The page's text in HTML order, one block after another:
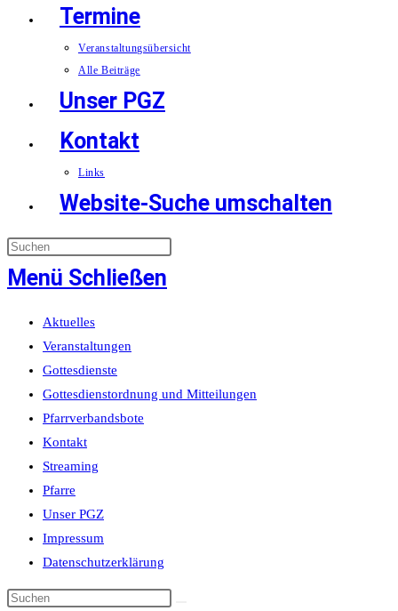
Termine
Veranstaltungsübersicht
Alle Beiträge
Unser PGZ
Kontakt
Links
Website-Suche umschalten
Menü Schließen
Aktuelles
Veranstaltungen
Gottesdienste
Gottesdienstordnung und Mitteilungen
Pfarrverbandsbote
Kontakt
Streaming
Pfarre
Unser PGZ
Impressum
Datenschutzerklärung